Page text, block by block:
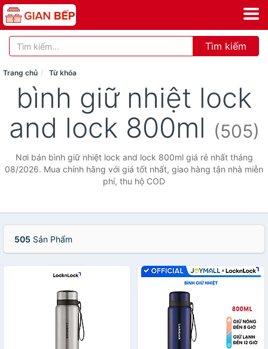
Tìm kiếm
Trang chủ Từ khóa
bình giữ nhiệt lock
and lock 800ml (505)
Nơi bán bình giữ nhiệt lock and lock 800ml giá rẻ nhất tháng
08/2026. Mua chính hãng với giá tốt nhất, giao hàng tận nhà miễn
phí, thu hộ COD
505 Sản Phẩm